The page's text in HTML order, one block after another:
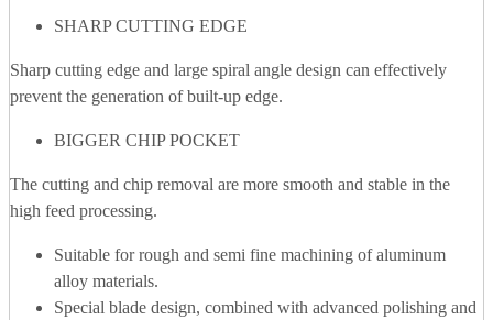
SHARP CUTTING EDGE
Sharp cutting edge and large spiral angle design can effectively
prevent the generation of built-up edge.
BIGGER CHIP POCKET
The cutting and chip removal are more smooth and stable in the
high feed processing.
Suitable for rough and semi fine machining of aluminum
alloy materials.
Special blade design, combined with advanced polishing and